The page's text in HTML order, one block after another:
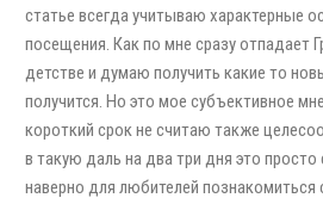
статье всегда учитываю характерные
посещения. Как по мне сразу отпадает
детстве и думаю получить какие то
получится. Но это мое субъективное
короткий срок не считаю также
в такую даль на два три дня это
наверно для любителей познакомиться